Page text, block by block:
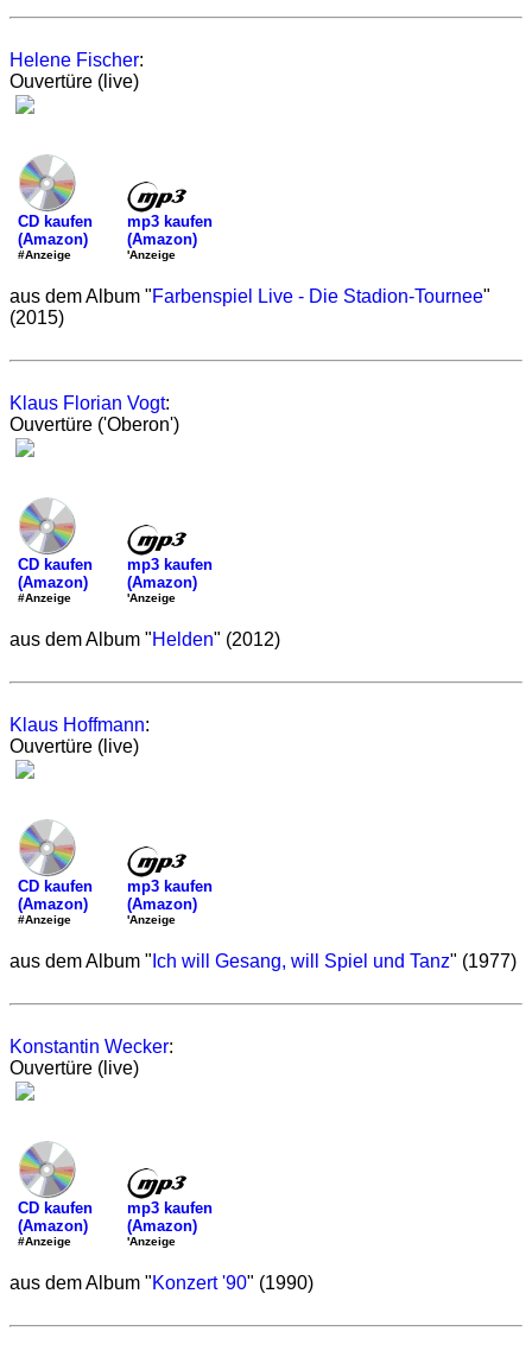
Helene Fischer:
Ouvertüre (live)
CD kaufen
(Amazon)
#Anzeige
mp3 kaufen
(Amazon)
'Anzeige
aus dem Album "Farbenspiel Live - Die Stadion-Tournee"
(2015)
Klaus Florian Vogt:
Ouvertüre ('Oberon')
CD kaufen
(Amazon)
#Anzeige
mp3 kaufen
(Amazon)
'Anzeige
aus dem Album "Helden" (2012)
Klaus Hoffmann:
Ouvertüre (live)
CD kaufen
(Amazon)
#Anzeige
mp3 kaufen
(Amazon)
'Anzeige
aus dem Album " Ich will Gesang, will Spiel und Tanz" (1977)
Konstantin Wecker:
Ouvertüre (live)
CD kaufen
(Amazon)
#Anzeige
mp3 kaufen
(Amazon)
'Anzeige
aus dem Album "Konzert '90" (1990)